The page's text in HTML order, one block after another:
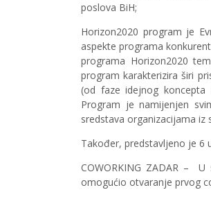
poslova BiH;
Horizon2020 program je
aspekte programa
programa Horizon2020
program karakterizira širi
(od faze idejnog koncepta
Program je namijenjen
sredstava organizacijama iz
Također, predstavljeno je 6
COWORKING ZADAR –
omogućio otvaranje prvog